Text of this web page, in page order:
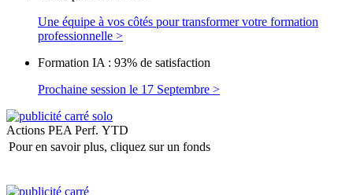
Une équipe à vos côtés pour transformer votre formation
professionnelle >
Formation IA : 93% de satisfaction
Prochaine session le 17 Septembre >
Actions PEA Perf. YTD
Pour en savoir plus, cliquez sur un fonds